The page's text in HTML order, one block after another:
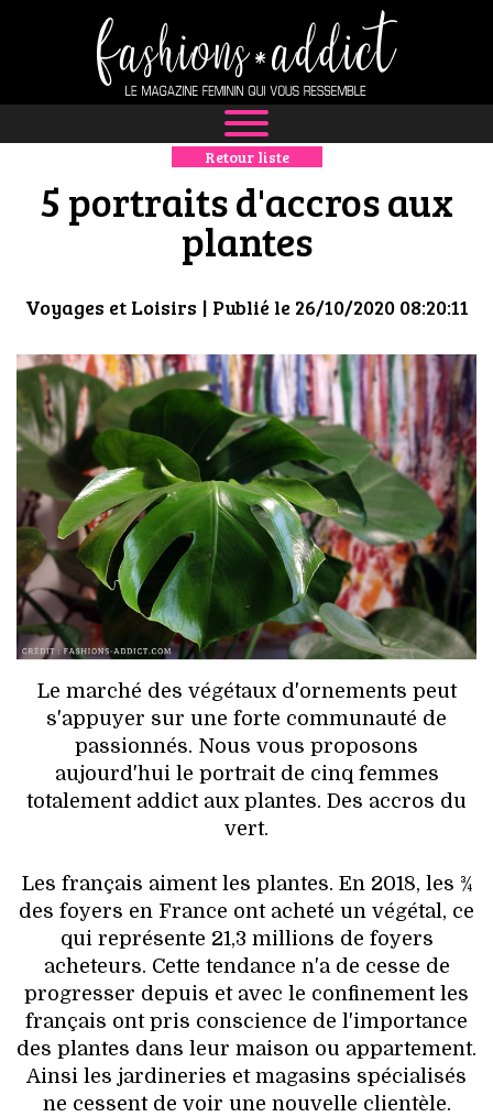
NEWS
MODE
BOUTIQUE
CULTURE
HIGH TECH
MAISON
AUTO
LIEUX TENDANCES
BEAUTÉ
MODE DE RUE
JEUNES CRÉATEURS
HISTOIRE DES MARQUES
DÉCO
VOYAGES & LOISIRS
Retour liste
5 portraits d'accros aux
plantes
Voyages et Loisirs | Publié le 26/10/2020 08:20:11
Le marché des végétaux d'ornements peut
s'appuyer sur une forte communauté de
passionnés. Nous vous proposons
aujourd'hui le portrait de cinq femmes
totalement addict aux plantes. Des accros du
vert.
Les français aiment les plantes. En 2018, les ¾
des foyers en France ont acheté un végétal, ce
qui représente 21,3 millions de foyers
acheteurs. Cette tendance n'a de cesse de
progresser depuis et avec le confinement les
français ont pris conscience de l'importance
des plantes dans leur maison ou appartement.
Ainsi les jardineries et magasins spécialisés
ne cessent de voir une nouvelle clientèle.